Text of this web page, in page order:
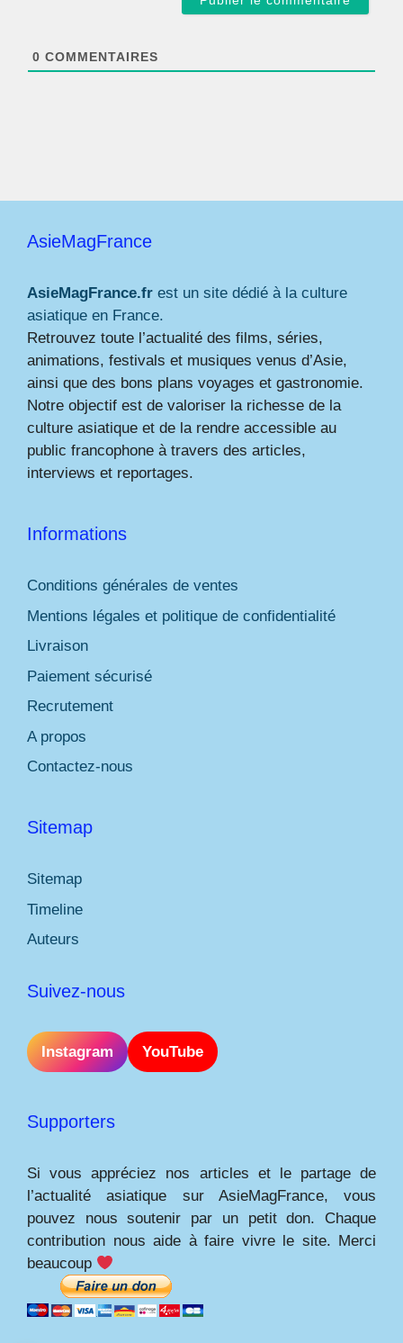
0 COMMENTAIRES
AsieMagFrance
AsieMagFrance.fr est un site dédié à la culture
asiatique en France.
Retrouvez toute l’actualité des films, séries,
animations, festivals et musiques venus d’Asie,
ainsi que des bons plans voyages et gastronomie.
Notre objectif est de valoriser la richesse de la
culture asiatique et de la rendre accessible au
public francophone à travers des articles,
interviews et reportages.
Informations
Conditions générales de ventes
Mentions légales et politique de confidentialité
Livraison
Paiement sécurisé
Recrutement
A propos
Contactez-nous
Sitemap
Sitemap
Timeline
Auteurs
Suivez-nous
Instagram YouTube
Supporters
Si vous appréciez nos articles et le partage de
l’actualité asiatique sur AsieMagFrance, vous
pouvez nous soutenir par un petit don. Chaque
contribution nous aide à faire vivre le site. Merci
beaucoup